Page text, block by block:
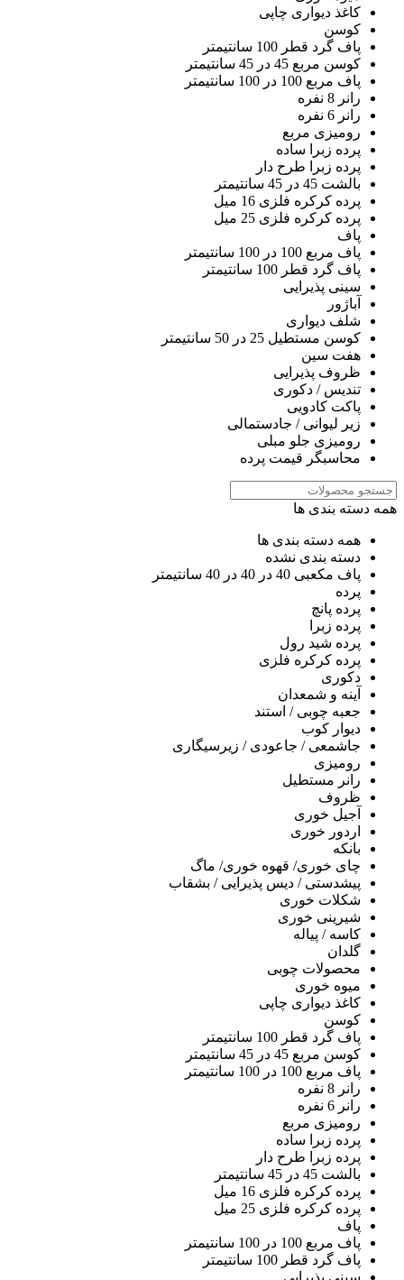
کاغذ دیواری چاپی
کوسن
پاف گرد قطر 100 سانتیمتر
کوسن مربع 45 در 45 سانتیمتر
پاف مربع 100 در 100 سانتیمتر
رانر 8 نفره
رانر 6 نفره
رومیزی مربع
پرده زبرا ساده
پرده زبرا طرح دار
بالشت 45 در 45 سانتیمتر
پرده کرکره فلزی 16 میل
پرده کرکره فلزی 25 میل
پاف
پاف مربع 100 در 100 سانتیمتر
پاف گرد قطر 100 سانتیمتر
سینی پذیرایی
آباژور
شلف دیواری
کوسن مستطیل 25 در 50 سانتیمتر
هفت سین
ظروف پذیرایی
تندیس / دکوری
پاکت کادویی
زیر لیوانی / جادستمالی
رومیزی جلو مبلی
محاسبگر قیمت پرده
همه دسته بندی ها
همه دسته بندی ها
دسته بندی نشده
پاف مکعبی 40 در 40 در 40 سانتیمتر
پرده
پرده پانچ
پرده زبرا
پرده شید رول
پرده کرکره فلزی
دکوری
آینه و شمعدان
جعبه چوبی / استند
دیوار کوب
جاشمعی / جاعودی / زیرسیگاری
رومیزی
رانر مستطیل
ظروف
آجیل خوری
اردور خوری
بانکه
چای خوری/ قهوه خوری/ ماگ
پیشدستی / دیس پذیرایی / بشقاب
شکلات خوری
شیرینی خوری
کاسه / پیاله
گلدان
محصولات چوبی
میوه خوری
کاغذ دیواری چاپی
کوسن
پاف گرد قطر 100 سانتیمتر
کوسن مربع 45 در 45 سانتیمتر
پاف مربع 100 در 100 سانتیمتر
رانر 8 نفره
رانر 6 نفره
رومیزی مربع
پرده زبرا ساده
پرده زبرا طرح دار
بالشت 45 در 45 سانتیمتر
پرده کرکره فلزی 16 میل
پرده کرکره فلزی 25 میل
پاف
پاف مربع 100 در 100 سانتیمتر
پاف گرد قطر 100 سانتیمتر
سینی پذیرایی